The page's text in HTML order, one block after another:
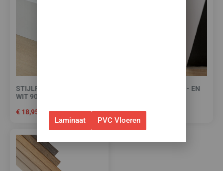
STIJLPLINT AMSTERDAM
WIT 9010 FOLIE 12 CM.
€ 18,95
HIGH TACK PLINTEN- EN
€15,00
Laminaat PVC Vloeren